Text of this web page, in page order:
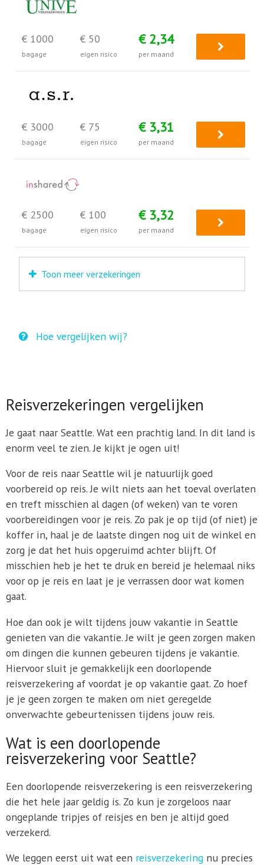
€ 1000
bagage
€ 50
eigen risico
€ 2,34
per maand
€ 3000
bagage
€ 75
eigen risico
€ 3,31
per maand
€ 2500
bagage
€ 100
eigen risico
€ 3,32
per maand
Toon meer verzekeringen
Hoe vergelijken wij?
Reisverzekeringen vergelijken
Je gaat naar Seattle. Wat een prachtig land. In dit land is
enorm veel te zien. Je kijkt je ogen uit!
Voor de reis naar Seattle wil je natuurlijk goed
voorbereid op reis. Je wilt niets aan het toeval overlaten
en treft misschien al dagen (of weken) van te voren
voorbereidingen voor je reis. Zo pak je op tijd (of niet) je
koffer in, haal je de laatste dingen nog uit de winkel en
zorg je dat het huis opgeruimd achter blijft. Of
misschien heb je het te druk en bereid je helemaal niks
voor op je reis en laat je je verrassen door wat komen
gaat.
Hoe dan ook je wilt tijdens jouw vakantie in Seattle
genieten van die vakantie. Je wilt je geen zorgen maken
om dingen die kunnen gebeuren tijdens je vakantie.
Hiervoor sluit je gemakkelijk een doorlopende
reisverzekering af voordat je op vakantie gaat. Zo hoef
je je geen zorgen te maken om niet geregelde
onverwachte gebeurtenissen tijdens jouw reis.
Wat is een doorlopende
reisverzekering voor Seattle?
Een doorlopende reisverzekering is een reisverzekering
die het hele jaar geldig is. Zo kun je zorgeloos naar
ongeplande tripjes of reisjes en ben je altijd goed
verzekerd.
We leggen eerst uit wat een reisverzekeringnu precies